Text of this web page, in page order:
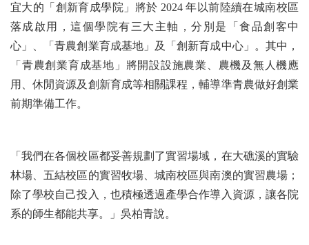
宜大的「創新育成學院」將於 2024 年以前陸續在城南校區
落成啟用，這個學院有三大主軸，分別是「食品創客中
心」、「青農創業育成基地」及「創新育成中心」。其中，
「青農創業育成基地」將開設設施農業、農機及無人機應
用、休閒資源及創新育成等相關課程，輔導準青農做好創業
前期準備工作。
「我們在各個校區都妥善規劃了實習場域，在大礁溪的實驗
林場、五結校區的實習牧場、城南校區與南澳的實習農場；
除了學校自己投入，也積極透過產學合作導入資源，讓各院
系的師生都能共享。」吳柏青說。